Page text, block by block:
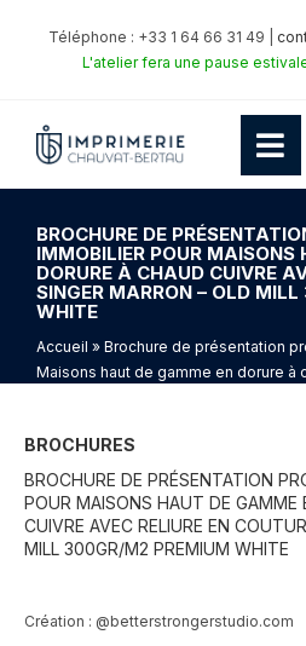
Téléphone : +33 1 64 66 31 49 |
L'atelier fera une pause
BROCHURE DE
IMMOBILIER POUR MAISONS
DORURE À CHAUD CUIVRE
SINGER MARRON – OLD
WHITE
Accueil » Brochure de présentation
Maisons haut de gamme en dorure à
BROCHURES
BROCHURE DE PRÉSENTATION
POUR MAISONS HAUT DE GAMME
CUIVRE AVEC RELIURE EN
MILL 300GR/M2 PREMIUM WHITE
Création : @betterstrongerstudio.com